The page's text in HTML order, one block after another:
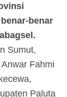
benar
Sumut,
Fahmi
Paluta